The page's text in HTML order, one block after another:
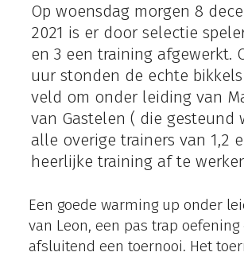
Op woensdag morgen 8
2021 is er door selectie
en 3 een training afgewerkt.
uur stonden de echte
veld om onder leiding van
van Gastelen ( die gesteund
alle overige trainers van 1,2
heerlijke training af te
Een goede warming up onder
van Leon, een pas trap oefening
afsluitend een toernooi. Het